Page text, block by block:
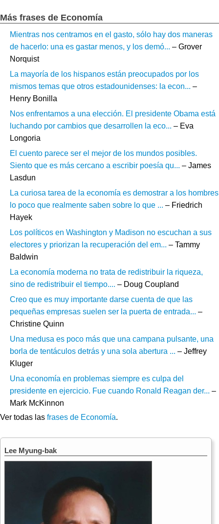
Más frases de Economía
Mientras nos centramos en el gasto, sólo hay dos maneras
de hacerlo: una es gastar menos, y los demó... – Grover
Norquist
La mayoría de los hispanos están preocupados por los
mismos temas que otros estadounidenses: la econ... –
Henry Bonilla
Nos enfrentamos a una elección. El presidente Obama está
luchando por cambios que desarrollen la eco... – Eva
Longoria
El cuento parece ser el mejor de los mundos posibles.
Siento que es más cercano a escribir poesía qu... – James
Lasdun
La curiosa tarea de la economía es demostrar a los hombres
lo poco que realmente saben sobre lo que ... – Friedrich
Hayek
Los políticos en Washington y Madison no escuchan a sus
electores y priorizan la recuperación del em... – Tammy
Baldwin
La economía moderna no trata de redistribuir la riqueza,
sino de redistribuir el tiempo.... – Doug Coupland
Creo que es muy importante darse cuenta de que las
pequeñas empresas suelen ser la puerta de entrada... –
Christine Quinn
Una medusa es poco más que una campana pulsante, una
borla de tentáculos detrás y una sola abertura ... – Jeffrey
Kluger
Una economía en problemas siempre es culpa del
presidente en ejercicio. Fue cuando Ronald Reagan der... –
Mark McKinnon
Ver todas las frases de Economía.
Lee Myung-bak